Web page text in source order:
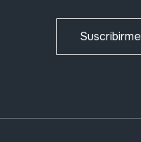
Suscribirme